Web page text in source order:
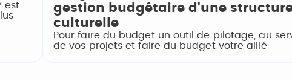
est
gestion budgétaire d'une
culturelle
Pour faire du budget un outil de pilotage, au
de vos projets et faire du budget votre allié